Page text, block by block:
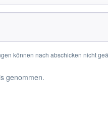
können nach abschicken nicht
genommen.